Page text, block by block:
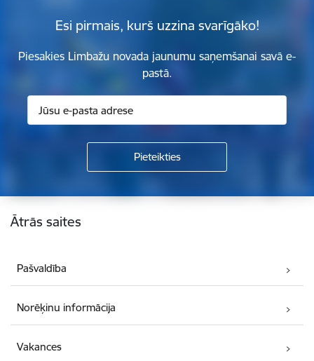
Esi pirmais, kurš uzzina svarīgāko!
Piesakies Limbažu novada jaunumu saņemšanai savā e-
pastā.
Kājene
Ātrās saites
Pašvaldība
Norēķinu informācija
Vakances